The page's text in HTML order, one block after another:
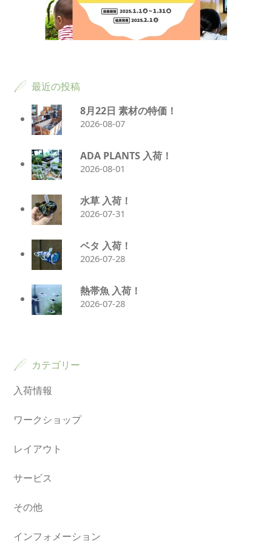
最近の投稿
8月22日 素材の特価！
2026-08-07
ADA PLANTS 入荷！
2026-08-01
水草 入荷！
2026-07-31
ベタ 入荷！
2026-07-28
熱帯魚 入荷！
2026-07-28
カテゴリー
入荷情報
ワークショップ
レイアウト
サービス
その他
インフォメーション